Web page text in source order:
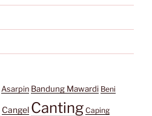
Asarpin Bandung Mawardi Beni
Cangel Canting Caping